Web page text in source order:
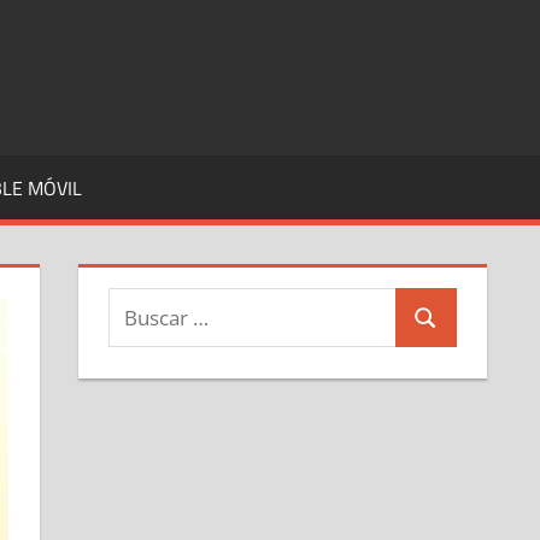
MÓVIL
Buscar:
Buscar